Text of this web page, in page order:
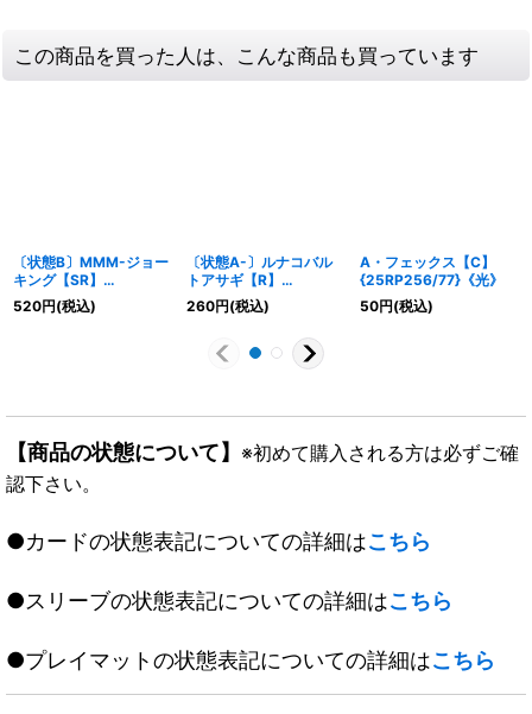
この商品を買った人は、こんな商品も買っています
〔状態B〕MMM-ジョー
キング【SR】
{ART202/5}《多》
520円(税込)
〔状態A-〕ルナコバル
トアサギ【R】
{P32/Y23}《自然》
260円(税込)
A・フェックス【C】
{25RP256/77}《光》
50円(税込)
【商品の状態について】 ※初めて購入される方は必ずご確
認下さい。
●カードの状態表記についての詳細はこちら
●スリーブの状態表記についての詳細はこちら
●プレイマットの状態表記についての詳細はこちら